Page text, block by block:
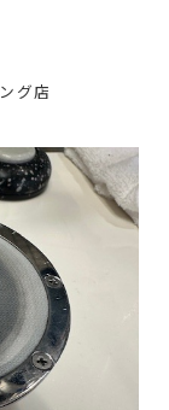
グ店